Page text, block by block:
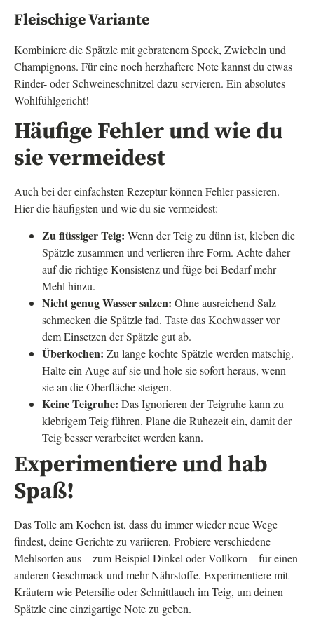
Fleischige Variante
Kombiniere die Spätzle mit gebratenem Speck, Zwiebeln und
Champignons. Für eine noch herzhaftere Note kannst du etwas
Rinder- oder Schweineschnitzel dazu servieren. Ein absolutes
Wohlfühlgericht!
Häufige Fehler und wie du
sie vermeidest
Auch bei der einfachsten Rezeptur können Fehler passieren.
Hier die häufigsten und wie du sie vermeidest:
Zu flüssiger Teig: Wenn der Teig zu dünn ist, kleben die
Spätzle zusammen und verlieren ihre Form. Achte daher
auf die richtige Konsistenz und füge bei Bedarf mehr
Mehl hinzu.
Nicht genug Wasser salzen: Ohne ausreichend Salz
schmecken die Spätzle fad. Taste das Kochwasser vor
dem Einsetzen der Spätzle gut ab.
Überkochen: Zu lange kochte Spätzle werden matschig.
Halte ein Auge auf sie und hole sie sofort heraus, wenn
sie an die Oberfläche steigen.
Keine Teigruhe: Das Ignorieren der Teigruhe kann zu
klebrigem Teig führen. Plane die Ruhezeit ein, damit der
Teig besser verarbeitet werden kann.
Experimentiere und hab
Spaß!
Das Tolle am Kochen ist, dass du immer wieder neue Wege
findest, deine Gerichte zu variieren. Probiere verschiedene
Mehlsorten aus – zum Beispiel Dinkel oder Vollkorn – für einen
anderen Geschmack und mehr Nährstoffe. Experimentiere mit
Kräutern wie Petersilie oder Schnittlauch im Teig, um deinen
Spätzle eine einzigartige Note zu geben.